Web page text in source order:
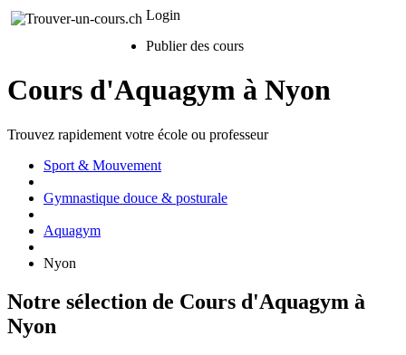
Login
Publier des cours
Cours d'Aquagym à Nyon
Trouvez rapidement votre école ou professeur
Sport & Mouvement
Gymnastique douce & posturale
Aquagym
Nyon
Notre sélection de Cours d'Aquagym à
Nyon